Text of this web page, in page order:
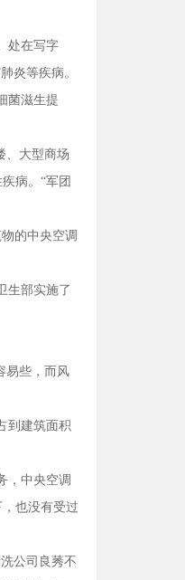
处在写字
炎等疾病。
菌滋生提
、大型商场
病。“军团
的中央空调
生部实施了
易些，而风
到建筑面积
，中央空调
也没有受过
公司良莠不